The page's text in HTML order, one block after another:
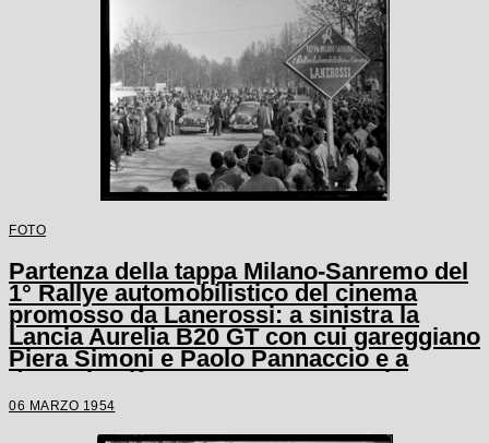
FOTO
Partenza della tappa Milano-Sanremo del
1° Rallye automobilistico del cinema
promosso da Lanerossi: a sinistra la
Lancia Aurelia B20 GT con cui gareggiano
Piera Simoni e Paolo Pannaccio e a
destra la Alfa Romeo 1900 con cui
gareggiano Yvonne Sanson e Paolo
06 MARZO 1954